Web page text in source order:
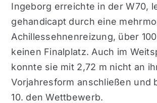
Ingeborg erreichte in der W70,
gehandicapt durch eine
Achillessehnenreizung, über
keinen Finalplatz. Auch im
konnte sie mit 2,72 m nicht an
Vorjahresform anschließen und
10. den Wettbewerb.